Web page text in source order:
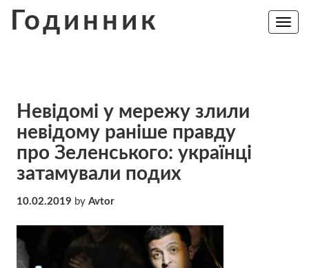
Годинник
Toggle
Невідомі у мережу злили
невідому раніше правду
про Зеленського: українці
затамували подих
10.02.2019 by Avtor